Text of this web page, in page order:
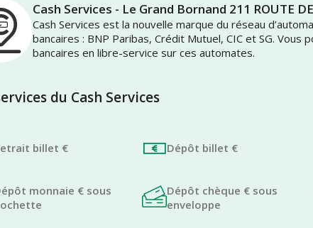
Cash Services - Le Grand Bornand 211 ROUTE
Cash Services est la nouvelle marque du réseau
bancaires : BNP Paribas, Crédit Mutuel, CIC et SG.
bancaires en libre-service sur ces automates.
du Cash Services
billet € Dépôt billet €
monnaie € sous
Dépôt chèque € sous
enveloppe